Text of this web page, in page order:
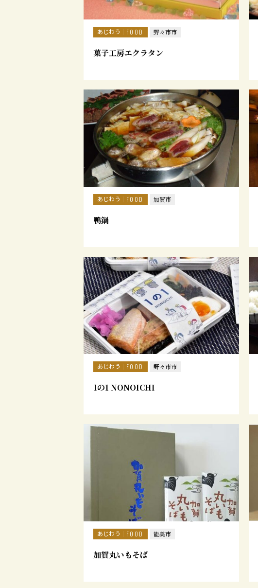
あじわう FOOD 野々市市
菓子工房エクラタン
あじわう FOOD 加賀市
鴨鍋
あじわう FOOD 野々市市
1の1 NONOICHI
あじわう FOOD 能美市
加賀丸いもそば